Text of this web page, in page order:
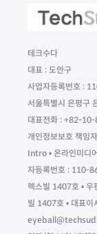
테크수다
대표 : 도안구
사업자등록번호 :
서울특별시 은평구
대표전화 : +82-
개인정보보호 책임
Intro • 온라인미디
자등록번호 : 110-
렉스빌 1407호 • 우
빌 1407호 • 대표이